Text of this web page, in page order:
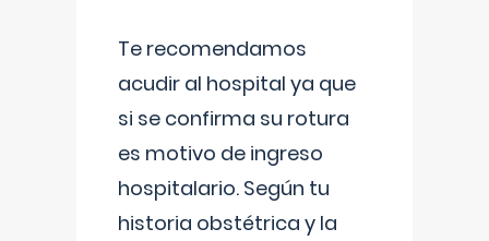
Te recomendamos
acudir al hospital ya que
si se confirma su rotura
es motivo de ingreso
hospitalario. Según tu
historia obstétrica y la